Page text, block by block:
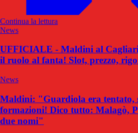
Continua la lettura
News
UFFICIALE - Maldini al Cagliari,
il ruolo al fanta! Slot, prezzo,
News
Maldini: "Guardiola era tentato,
formazioni! Dico tutto: Malagò,
due nomi"